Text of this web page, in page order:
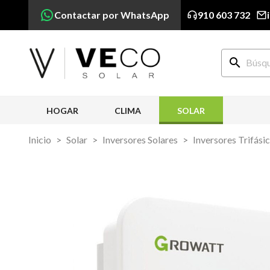
Contactar por WhatsApp 910 603 732
search
HOGAR CLIMA SOLAR
Inicio Solar Inversores Solares Inversores